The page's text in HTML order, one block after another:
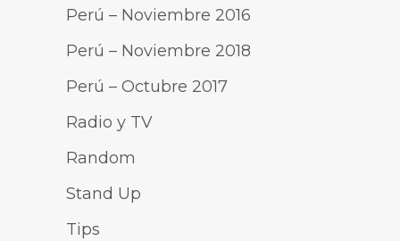
Perú – Noviembre 2016
Perú – Noviembre 2018
Perú – Octubre 2017
Radio y TV
Random
Stand Up
Tips